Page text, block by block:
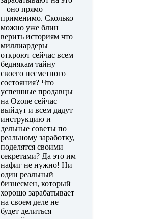
– оно прямо
применимо. Сколько
можно уже блин
верить историям что
миллиардеры
откроют сейчас всем
беднякам тайну
своего несметного
состояния? Что
успешные продавцы
на Ozone сейчас
выйдут и всем дадут
инструкцию и
дельные советы по
реальному заработку,
поделятся своими
секретами? Да это им
нафиг не нужно! Ни
один реальный
бизнесмен, который
хорошо зарабатывает
на своем деле не
будет делиться